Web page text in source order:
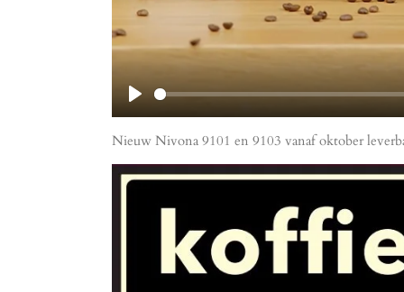
P
l
y
Nieuw Nivona 9101 en 9103 vanaf oktober